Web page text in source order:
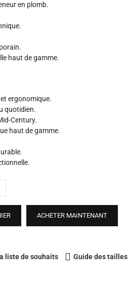
en plomb.
haut de gamme.
ergonomique.
quotidien.
Century.
haut de gamme.
ACHETER MAINTENANT
liste de souhaits Guide des tailles